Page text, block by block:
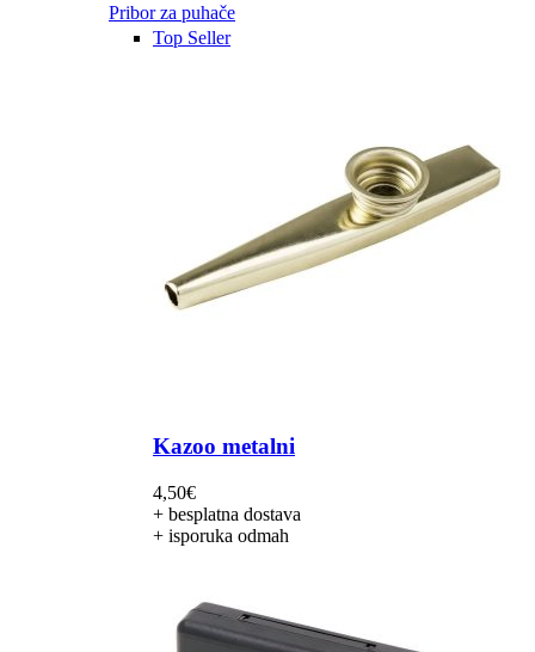
Pribor za puhače
Top Seller
Kazoo metalni
4,50€
+ besplatna dostava
+ isporuka odmah